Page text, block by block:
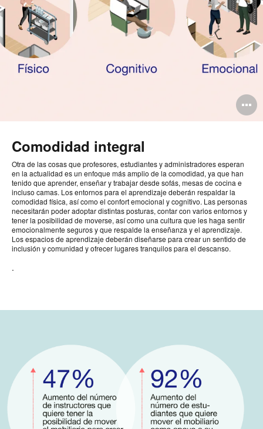
Comodidad integral
Otra de las cosas que profesores, estudiantes y administradores esperan
en la actualidad es un enfoque más amplio de la comodidad, ya que han
tenido que aprender, enseñar y trabajar desde sofás, mesas de cocina e
incluso camas. Los entornos para el aprendizaje deberán respaldar la
comodidad física, así como el confort emocional y cognitivo. Las personas
necesitarán poder adoptar distintas posturas, contar con varios entornos y
tener la posibilidad de moverse, así como una cultura que les haga sentir
emocionalmente seguros y que respalde la enseñanza y el aprendizaje.
Los espacios de aprendizaje deberán diseñarse para crear un sentido de
inclusión y comunidad y ofrecer lugares tranquilos para el descanso.
.